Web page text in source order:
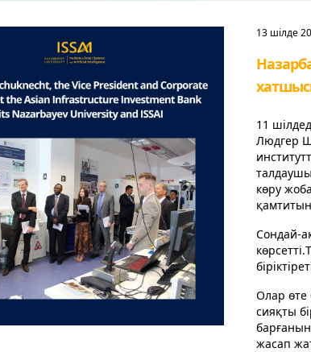
13 шілде
11
Людгер
көру
Сондай-
Олар өте
сияқты
жасап